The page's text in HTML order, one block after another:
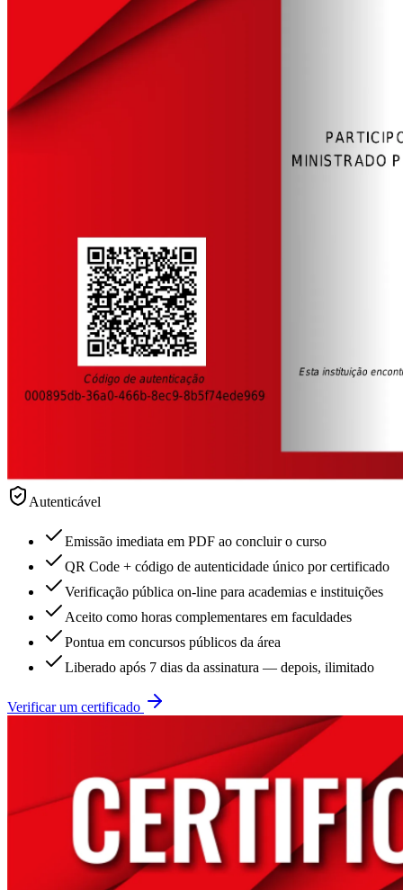
Autenticável
Emissão imediata em PDF ao concluir o curso
QR Code + código de autenticidade único por certificado
Verificação pública on-line para academias e instituições
Aceito como horas complementares em faculdades
Pontua em concursos públicos da área
Liberado após 7 dias da assinatura — depois, ilimitado
Verificar um certificado